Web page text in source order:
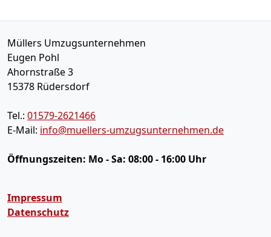
Müllers Umzugsunternehmen
Eugen Pohl
Ahornstraße 3
15378 Rüdersdorf
Tel.: 01579-2621466
E-Mail: info@muellers-umzugsunternehmen.de
Öffnungszeiten: Mo - Sa: 08:00 - 16:00 Uhr
Impressum
Datenschutz